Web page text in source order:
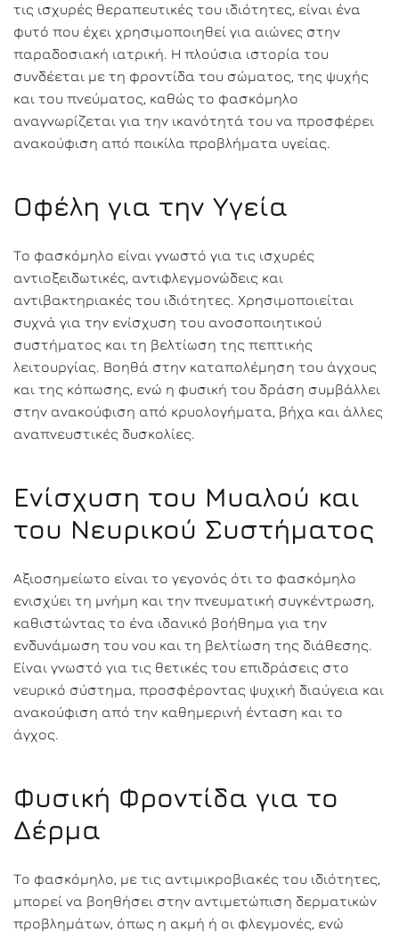
τις ισχυρές θεραπευτικές του ιδιότητες, είναι ένα
φυτό που έχει χρησιμοποιηθεί για αιώνες στην
παραδοσιακή ιατρική. Η πλούσια ιστορία του
συνδέεται με τη φροντίδα του σώματος, της ψυχής
και του πνεύματος, καθώς το φασκόμηλο
αναγνωρίζεται για την ικανότητά του να προσφέρει
ανακούφιση από ποικίλα προβλήματα υγείας.
Οφέλη για την Υγεία
Το φασκόμηλο είναι γνωστό για τις ισχυρές
αντιοξειδωτικές, αντιφλεγμονώδεις και
αντιβακτηριακές του ιδιότητες. Χρησιμοποιείται
συχνά για την ενίσχυση του ανοσοποιητικού
συστήματος και τη βελτίωση της πεπτικής
λειτουργίας. Βοηθά στην καταπολέμηση του άγχους
και της κόπωσης, ενώ η φυσική του δράση συμβάλλει
στην ανακούφιση από κρυολογήματα, βήχα και άλλες
αναπνευστικές δυσκολίες.
Ενίσχυση του Μυαλού και
του Νευρικού Συστήματος
Αξιοσημείωτο είναι το γεγονός ότι το φασκόμηλο
ενισχύει τη μνήμη και την πνευματική συγκέντρωση,
καθιστώντας το ένα ιδανικό βοήθημα για την
ενδυνάμωση του νου και τη βελτίωση της διάθεσης.
Είναι γνωστό για τις θετικές του επιδράσεις στο
νευρικό σύστημα, προσφέροντας ψυχική διαύγεια και
ανακούφιση από την καθημερινή ένταση και το
άγχος.
Φυσική Φροντίδα για το
Δέρμα
Το φασκόμηλο, με τις αντιμικροβιακές του ιδιότητες,
μπορεί να βοηθήσει στην αντιμετώπιση δερματικών
προβλημάτων, όπως η ακμή ή οι φλεγμονές, ενώ